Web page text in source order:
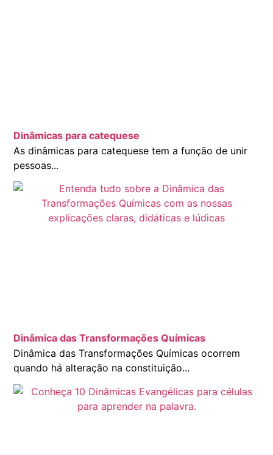
Dinâmicas para catequese
As dinâmicas para catequese tem a função de unir
pessoas...
Dinâmica das Transformações Químicas
Dinâmica das Transformações Químicas ocorrem
quando há alteração na constituição...